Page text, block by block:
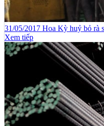
31/05/2017 Hoa Kỳ huỷ bỏ rà
Xem tiếp